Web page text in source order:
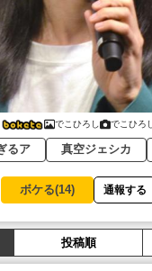
でこひろし でこひろし
るア 真空ジェシカ
ボケる(14) 通報する
投稿順